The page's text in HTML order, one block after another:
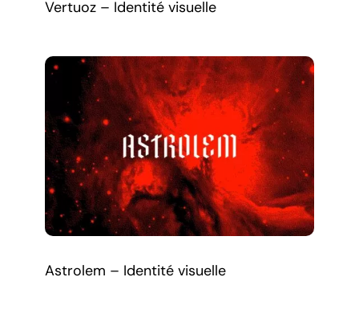
Vertuoz – Identité visuelle
Astrolem – Identité visuelle